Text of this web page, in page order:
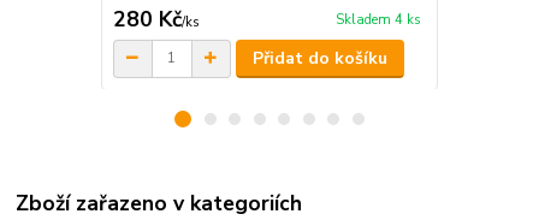
280 Kč/ks Skladem 4 ks
Přidat do košíku
Zboží zařazeno v kategoriích